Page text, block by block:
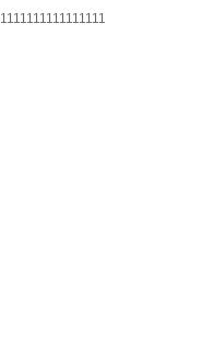
1111111111111111